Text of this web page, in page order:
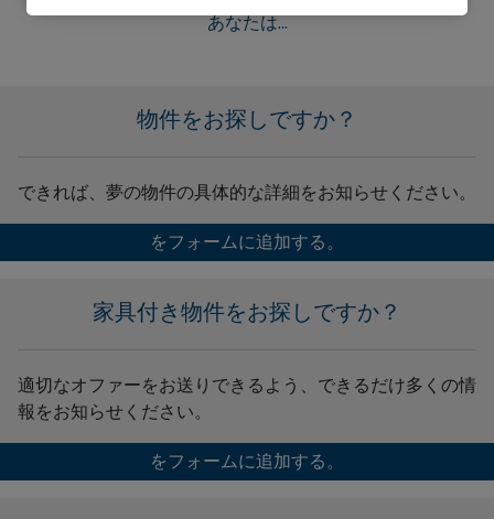
あなたは...
物件をお探しですか？
できれば、夢の物件の具体的な詳細をお知らせください。
をフォームに追加する。
家具付き物件をお探しですか？
適切なオファーをお送りできるよう、できるだけ多くの情
報をお知らせください。
をフォームに追加する。